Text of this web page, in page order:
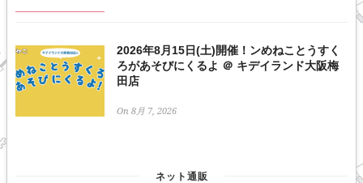
2026年8月15日(土)開催！ンめねことうすく
ろがあそびにくるよ ＠ キデイランド大阪梅
田店
On 8月 7, 2026
ネット通販